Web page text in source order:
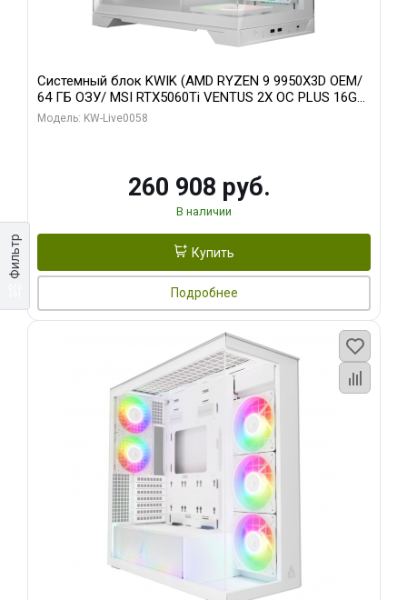
Фильтр
Системный блок KWIK (AMD RYZEN 9 9950X3D OEM/
64 ГБ ОЗУ/ MSI RTX5060Ti VENTUS 2X OC PLUS 16GB
GDDR7 128bit 3x/ 512 ГБ SSD)
Модель: KW-Live0058
260 908 руб.
В наличии
Купить
Подробнее